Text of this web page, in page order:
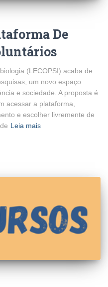
De
(LECOPSI) acaba de
um novo espaço
e sociedade. A proposta é
acessar a plataforma,
e escolher livremente de
Leia mais